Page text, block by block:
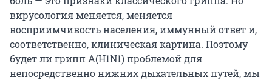
вирусология меняется, меняется
восприимчивость населения, иммунный ответ и,
соответственно, клиническая картина. Поэтому
будет ли грипп А(H1N1) проблемой для
непосредственно нижних дыхательных путей, мы